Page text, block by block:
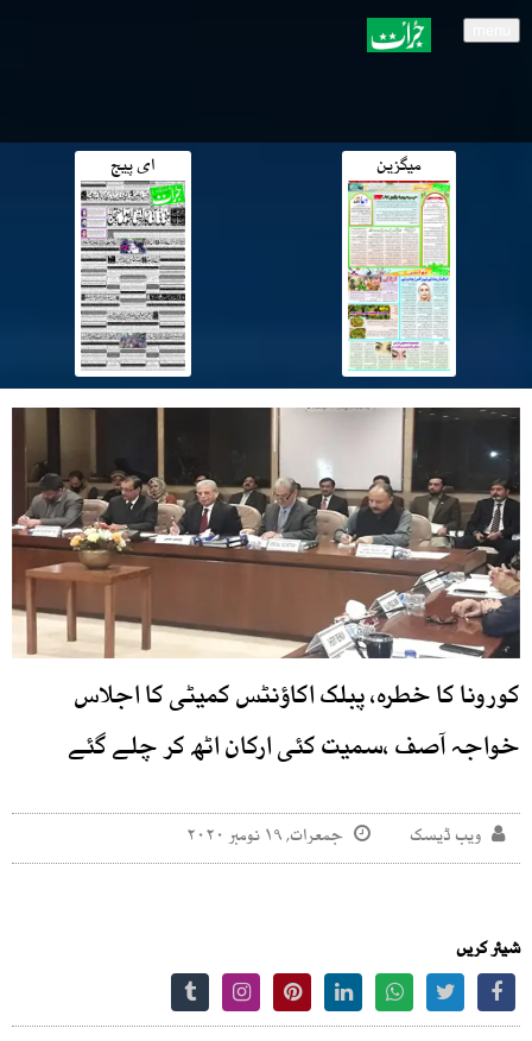
میگزین ای پیج
کورونا کا خطرہ، پبلک اکاؤنٹس کمیٹی کا اجلاس
خواجہ آصف ،سمیت کئی ارکان اٹھ کر چلے گئے
ویب ڈیسک جمعرات, ۱۹ نومبر ۲۰۲۰
شیئر کریں